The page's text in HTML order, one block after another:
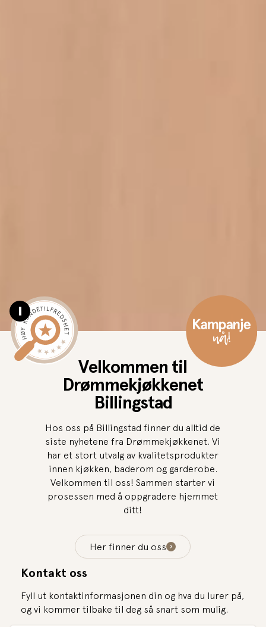
Pause video
Velkommen til
Drømmekjøkkenet
Billingstad
Hos oss på Billingstad finner du alltid de
siste nyhetene fra Drømmekjøkkenet. Vi
har et stort utvalg av kvalitetsprodukter
innen kjøkken, baderom og garderobe.
Velkommen til oss! Sammen starter vi
prosessen med å oppgradere hjemmet
ditt!
Her finner du oss
Kontakt oss
Fyll ut kontaktinformasjonen din og hva du lurer på,
og vi kommer tilbake til deg så snart som mulig.